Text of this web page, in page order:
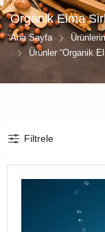
Organik Elma
Ana Sayfa
Ürünler “organik
Filtrele